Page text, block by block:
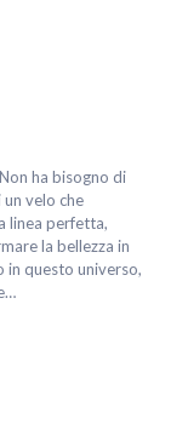
ha bisogno di
velo che
linea perfetta,
la bellezza in
in questo universo,